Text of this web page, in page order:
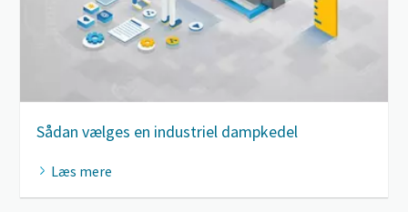
Sådan vælges en industriel dampkedel
Læs mere